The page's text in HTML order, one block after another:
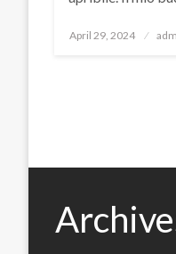
Posted
April 29, 2024